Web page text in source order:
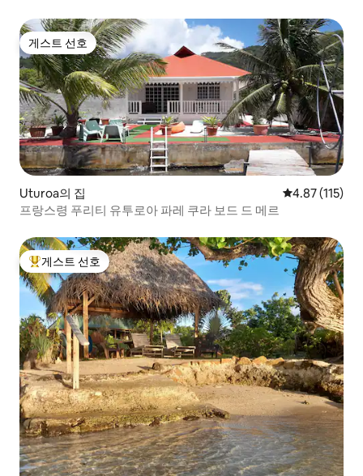
게스트 선호
게스트 선호
Uturoa의 집 평점 4.87점(5
4.87 (115)
프랑스령 푸리티 유투로아 파레 쿠라 보드 드 메르
상위 게스트 선호
게스트 선호